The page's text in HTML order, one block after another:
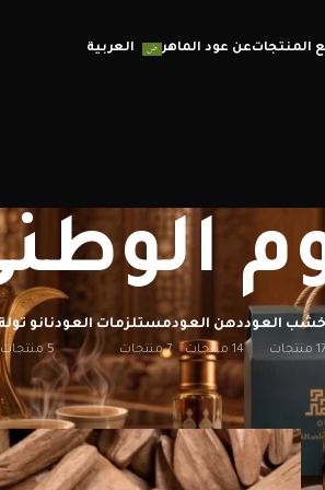
المنتجاتعن عود الماهر العربية
خشب العود
17 منتجات
دهن العود
14 منتجات
مستلزمات العود
7 منتجات
نانو
5 منتجات
إظهار 12
20